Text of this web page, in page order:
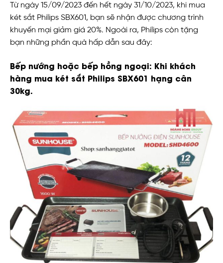
Từ ngày 15/09/2023 đến hết ngày 31/10/2023, khi mua
két sắt Philips SBX601, bạn sẽ nhận được chương trình
khuyến mại giảm giá 20%. Ngoài ra, Philips còn tặng
bạn những phần quà hấp dẫn sau đây:
Bếp nướng hoặc bếp hồng ngoại: Khi khách
hàng mua két sắt Philips SBX601 hạng cân
30kg.